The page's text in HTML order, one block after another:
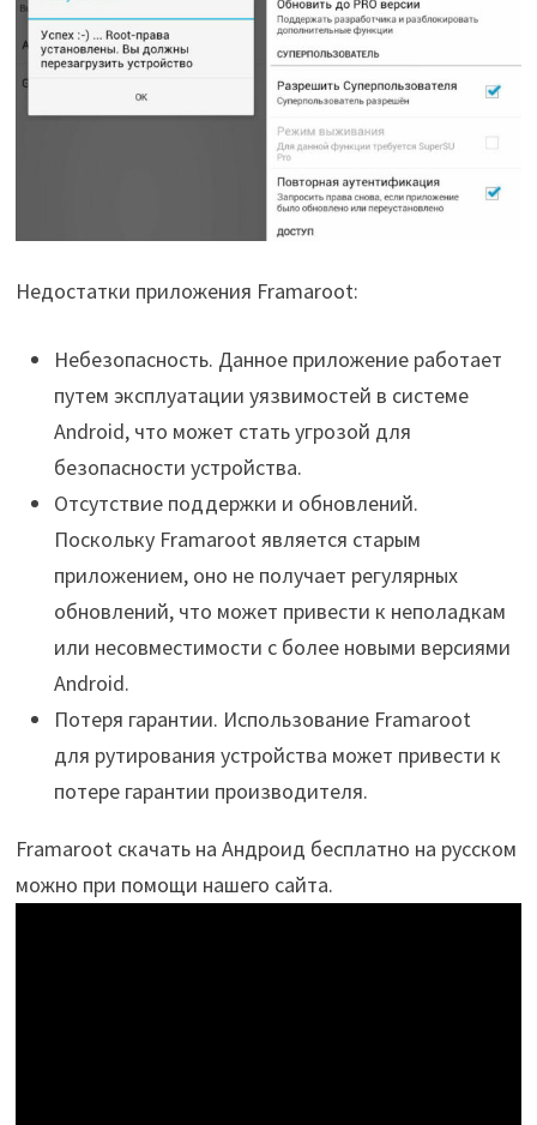
Недостатки приложения Framaroot:
Небезопасность. Данное приложение работает
путем эксплуатации уязвимостей в системе
Android, что может стать угрозой для
безопасности устройства.
Отсутствие поддержки и обновлений.
Поскольку Framaroot является старым
приложением, оно не получает регулярных
обновлений, что может привести к неполадкам
или несовместимости с более новыми версиями
Android.
Потеря гарантии. Использование Framaroot
для рутирования устройства может привести к
потере гарантии производителя.
Framaroot скачать на Андроид бесплатно на русском
можно при помощи нашего сайта.